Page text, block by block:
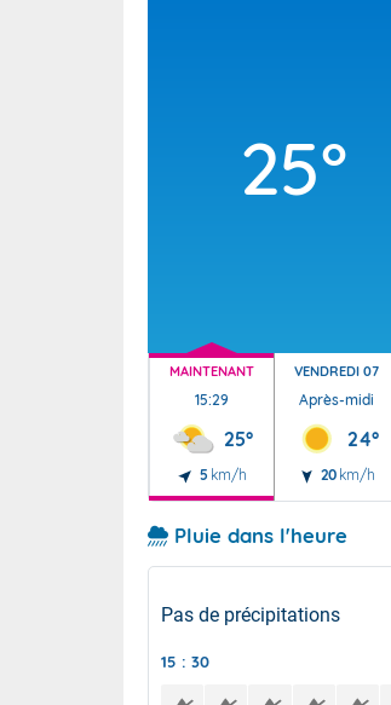
25°
MAINTENANT
15:29
25°
5 km/h
VENDREDI 07
Après-midi
24°
20 km/h
Pluie dans l'heure
Pas de précipitations
15 : 30